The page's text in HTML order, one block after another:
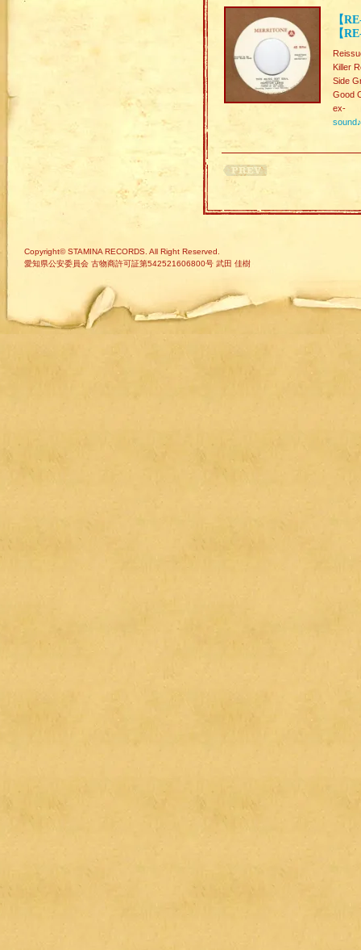
【
【
Killer
Side
Good
ex-
sound♪
Copyright© STAMINA RECORDS. All Right Reserved.
愛知県公安委員会 古物商許可証第542521606800号 武田 佳樹